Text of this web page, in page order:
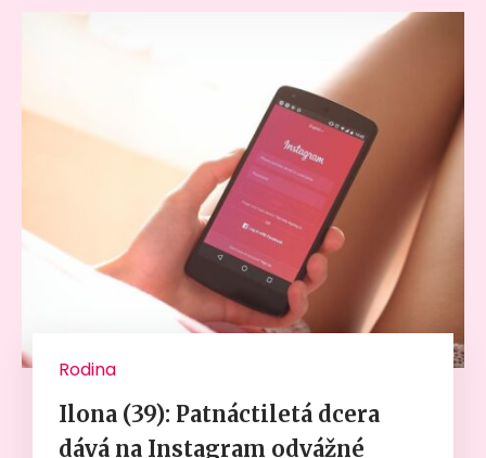
Rodina
Ilona (39): Patnáctiletá dcera
dává na Instagram odvážné